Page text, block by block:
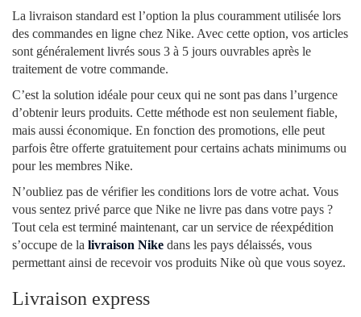
La livraison standard est l’option la plus couramment utilisée lors
des commandes en ligne chez Nike. Avec cette option, vos articles
sont généralement livrés sous 3 à 5 jours ouvrables après le
traitement de votre commande.
C’est la solution idéale pour ceux qui ne sont pas dans l’urgence
d’obtenir leurs produits. Cette méthode est non seulement fiable,
mais aussi économique. En fonction des promotions, elle peut
parfois être offerte gratuitement pour certains achats minimums ou
pour les membres Nike.
N’oubliez pas de vérifier les conditions lors de votre achat. Vous
vous sentez privé parce que Nike ne livre pas dans votre pays ?
Tout cela est terminé maintenant, car un service de réexpédition
s’occupe de la livraison Nike dans les pays délaissés, vous
permettant ainsi de recevoir vos produits Nike où que vous soyez.
Livraison express